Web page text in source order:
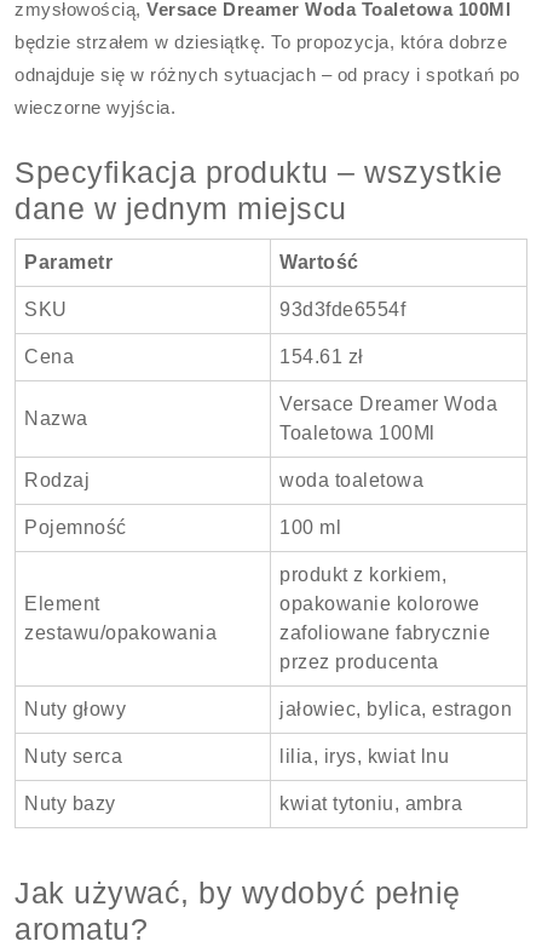
zmysłowością,Versace Dreamer Woda Toaletowa 100Ml
będzie strzałem w dziesiątkę. To propozycja, która dobrze
odnajduje się w różnych sytuacjach – od pracy i spotkań po
wieczorne wyjścia.
Specyfikacja produktu – wszystkie
dane w jednym miejscu
Parametr Wartość
SKU 93d3fde6554f
Cena 154.61 zł
Nazwa
Versace Dreamer Woda
Toaletowa 100Ml
Rodzaj woda toaletowa
Pojemność 100 ml
Element
zestawu/opakowania
produkt z korkiem,
opakowanie kolorowe
zafoliowane fabrycznie
przez producenta
Nuty głowy jałowiec, bylica, estragon
Nuty serca lilia, irys, kwiat lnu
Nuty bazy kwiat tytoniu, ambra
Jak używać, by wydobyć pełnię
aromatu?